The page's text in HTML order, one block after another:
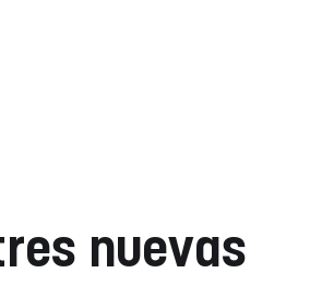
nuevas